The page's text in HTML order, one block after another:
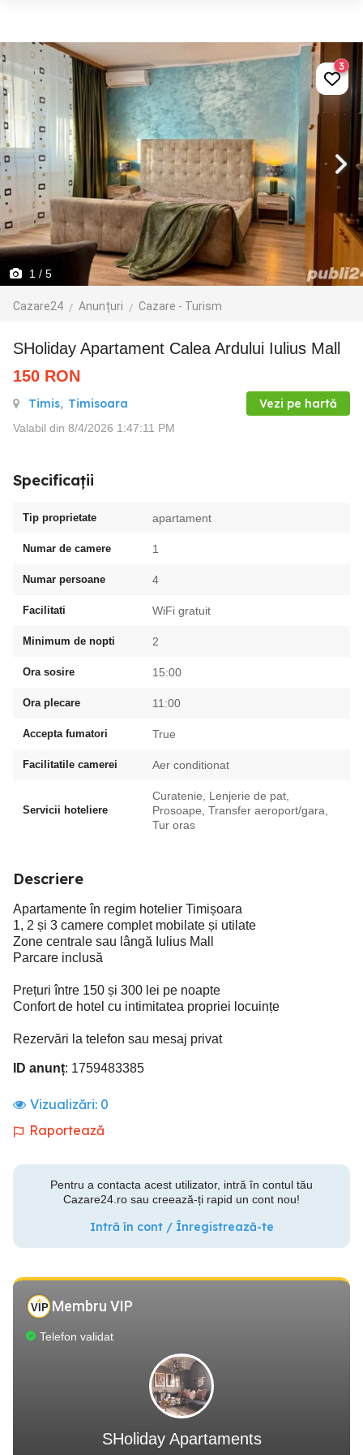
1 / 5
Cazare24 Anunțuri Cazare - Turism
3
SHoliday Apartament Calea Ardului Iulius Mall
150 RON
Timis, Timisoara Vezi pe hartă
Valabil din 8/4/2026 1:47:11 PM
Specificații
Tip proprietate apartament
Numar de camere 1
Numar persoane 4
Facilitati WiFi gratuit
Minimum de nopti 2
Ora sosire 15:00
Ora plecare 11:00
Accepta fumatori True
Facilitatile camerei Aer conditionat
Servicii hoteliere
Curatenie, Lenjerie de pat,
Prosoape, Transfer aeroport/gara,
Tur oras
Descriere
Apartamente în regim hotelier Timișoara
1, 2 și 3 camere complet mobilate și utilate
Zone centrale sau lângă Iulius Mall
Parcare inclusă
Prețuri între 150 și 300 lei pe noapte
Confort de hotel cu intimitatea propriei locuințe
Rezervări la telefon sau mesaj privat
ID anunț: 1759483385
Vizualizări: 0
Raportează
Pentru a contacta acest utilizator, intră în contul tău
Cazare24.ro sau creează-ți rapid un cont nou!
Intră în cont / Înregistrează-te
Membru VIP
Telefon validat
SHoliday Apartaments